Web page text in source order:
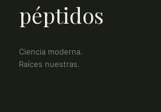
péptidos
Ciencia moderna.
Raíces nuestras.